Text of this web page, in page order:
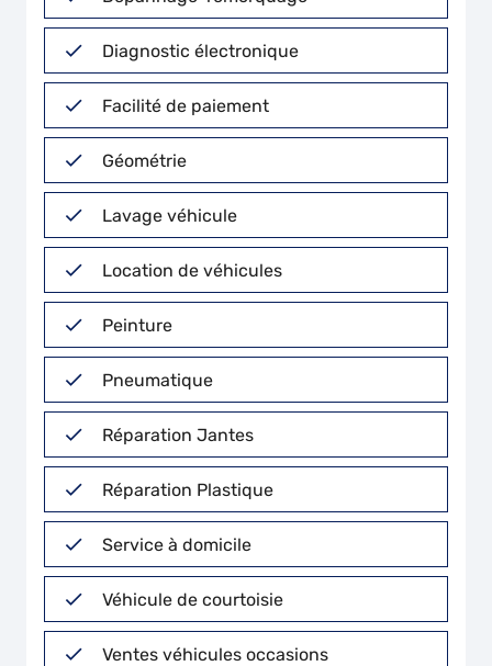
Diagnostic électronique
Facilité de paiement
Géométrie
Lavage véhicule
Location de véhicules
Peinture
Pneumatique
Réparation Jantes
Réparation Plastique
Service à domicile
Véhicule de courtoisie
Ventes véhicules occasions